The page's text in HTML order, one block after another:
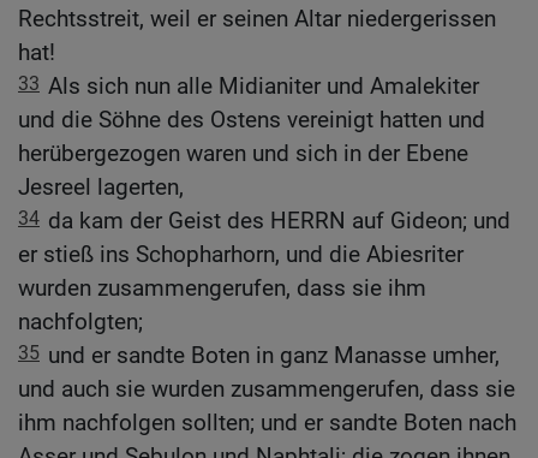
Rechtsstreit, weil er seinen Altar niedergerissen
hat!
33 Als sich nun alle Midianiter und Amalekiter
und die Söhne des Ostens vereinigt hatten und
herübergezogen waren und sich in der Ebene
Jesreel lagerten,
34 da kam der Geist des HERRN auf Gideon; und
er stieß ins Schopharhorn, und die Abiesriter
wurden zusammengerufen, dass sie ihm
nachfolgten;
35 und er sandte Boten in ganz Manasse umher,
und auch sie wurden zusammengerufen, dass sie
ihm nachfolgen sollten; und er sandte Boten nach